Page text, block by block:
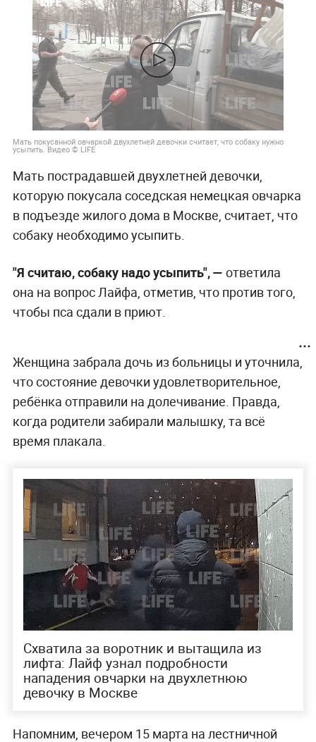
Мать покусанной овчаркой двухлетней девочки считает, что собаку нужно
усыпить. Видео © LIFE
Мать пострадавшей двухлетней девочки,
которую покусала соседская немецкая овчарка
в подъезде жилого дома в Москве, считает, что
собаку необходимо усыпить.
"Я считаю, собаку надо усыпить", — ответила
она на вопрос Лайфа, отметив, что против того,
чтобы пса сдали в приют.
Женщина забрала дочь из больницы и уточнила,
что состояние девочки удовлетворительное,
ребёнка отправили на долечивание. Правда,
когда родители забирали малышку, та всё
время плакала.
Схватила за воротник и вытащила из
лифта: Лайф узнал подробности
нападения овчарки на двухлетнюю
девочку в Москве
Напомним, вечером 15 марта на лестничной